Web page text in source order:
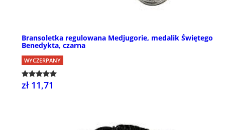
Bransoletka regulowana Medjugorie, medalik Świętego
Benedykta, czarna
WYCZERPANY
zł 11,71